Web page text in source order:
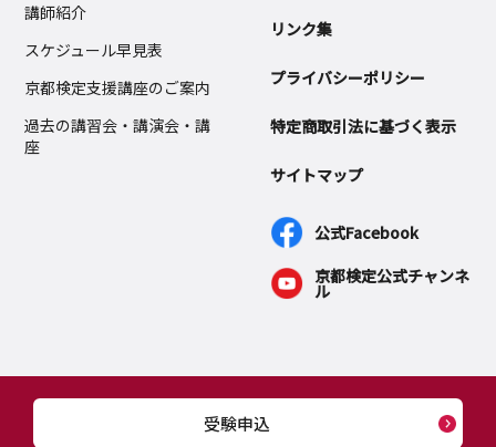
講師紹介
スケジュール早見表
京都検定支援講座のご案内
過去の講習会・講演会・講
座
リンク集
プライバシーポリシー
特定商取引法に基づく表示
サイトマップ
公式Facebook
京都検定公式チャンネ
ル
受験申込